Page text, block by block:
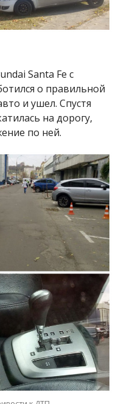
Santa Fe с
о правильной
и ушел. Спустя
на дорогу,
по ней.